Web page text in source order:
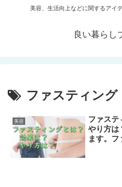
美容、生活向上などに関するアイ
良い暮らし
ファスティング
美容
ファステ
やり方は
ます。フ